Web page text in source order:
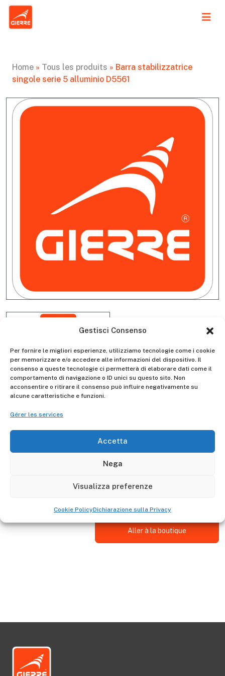
Gestisci Consenso
Per fornire le migliori esperienze, utilizziamo tecnologie come i cookie
per memorizzare e/o accedere alle informazioni del dispositivo. Il
consenso a queste tecnologie ci permetterà di elaborare dati come il
comportamento di navigazione o ID unici su questo sito. Non
acconsentire o ritirare il consenso può influire negativamente su
alcune caratteristiche e funzioni.
Gérer les services
Accetta
Nega
Visualizza preferenze
Cookie PolicyDichiarazione sulla Privacy
Home » Tous les produits » Barra stabilizzatrice
singole serie 5 alluminio D5561
Barra stabilizzatrice singole
serie 5 alluminio D5561
La barra stabilizzatrice è adattabile alla Scala GIERRE :
Aller à la boutique